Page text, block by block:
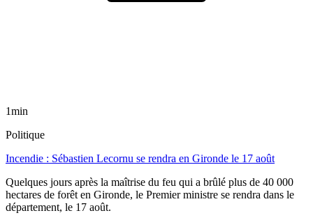
1min
Politique
Incendie : Sébastien Lecornu se rendra en Gironde le 17 août
Quelques jours après la maîtrise du feu qui a brûlé plus de 40 000
hectares de forêt en Gironde, le Premier ministre se rendra dans le
département, le 17 août.